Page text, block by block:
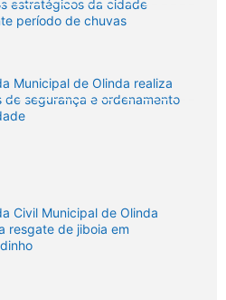
estratégicos da cidade
período de chuvas
Municipal de Olinda realiza
de segurança e ordenamento
Civil Municipal de Olinda
resgate de jiboia em